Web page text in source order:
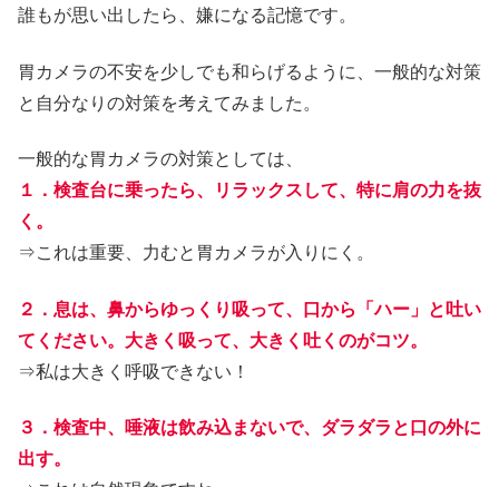
誰もが思い出したら、嫌になる記憶です。
胃カメラの不安を少しでも和らげるように、一般的な対策
と自分なりの対策を考えてみました。
一般的な胃カメラの対策としては、
１．検査台に乗ったら、リラックスして、特に肩の力を抜
く。
⇒これは重要、力むと胃カメラが入りにく。
２．息は、鼻からゆっくり吸って、口から「ハー」と吐い
てください。大きく吸って、大きく吐くのがコツ。
⇒私は大きく呼吸できない！
３．検査中、唾液は飲み込まないで、ダラダラと口の外に
出す。